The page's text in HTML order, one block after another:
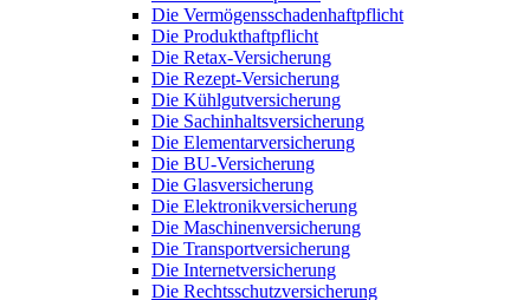
Die Vermögensschadenhaftpflicht
Die Produkthaftpflicht
Die Retax-Versicherung
Die Rezept-Versicherung
Die Kühlgutversicherung
Die Sachinhaltsversicherung
Die Elementarversicherung
Die BU-Versicherung
Die Glasversicherung
Die Elektronikversicherung
Die Maschinenversicherung
Die Transportversicherung
Die Internetversicherung
Die Rechtsschutzversicherung